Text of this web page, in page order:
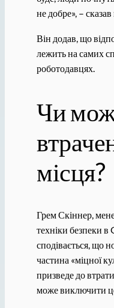
не добре», – сказав
Він додав, що
лежить на самих
роботодавцях.
Чи
місця?
Грем Скіннер,
техніки безпеки в
сподівається, що
частина «міцної
призведе до
може виключити